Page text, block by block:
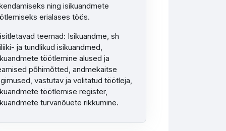
ning isikuandmete
erialases töös.
teemad: Isikuandme, sh
ja tundlikud isikuandmed,
töötlemine alused ja
põhimõtted, andmekaitse
vastutav ja volitatud töötleja,
töötlemise register,
turvanõuete rikkumine.